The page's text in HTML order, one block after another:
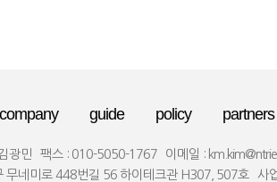
company guide policy partners
광민 팩스 : 010-5050-1767
이메일 :
무네미로 448번길 56 하이테크관 H307, 507호
사